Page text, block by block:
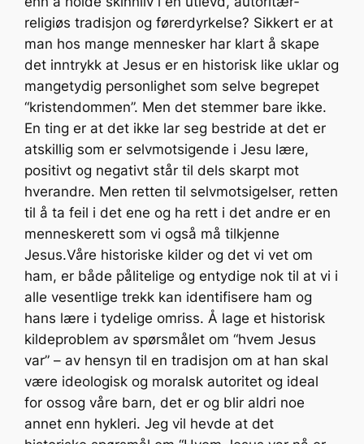
religiøs tradisjon og førerdyrkelse? Sikkert er at
man hos mange mennesker har klart å skape
det inntrykk at Jesus er en historisk like uklar og
mangetydig personlighet som selve begrepet
“kristendommen”. Men det stemmer bare ikke.
En ting er at det ikke lar seg bestride at det er
atskillig som er selvmotsigende i Jesu lære,
positivt og negativt står til dels skarpt mot
hverandre. Men retten til selvmotsigelser, retten
til å ta feil i det ene og ha rett i det andre er en
menneskerett som vi også må tilkjenne
Jesus.Våre historiske kilder og det vi vet om
ham, er både pålitelige og entydige nok til at vi i
alle vesentlige trekk kan identifisere ham og
hans lære i tydelige omriss. Å lage et historisk
kildeproblem av spørsmålet om “hvem Jesus
var” – av hensyn til en tradisjon om at han skal
være ideologisk og moralsk autoritet og ideal
for ossog våre barn, det er og blir aldri noe
annet enn hykleri. Jeg vil hevde at det